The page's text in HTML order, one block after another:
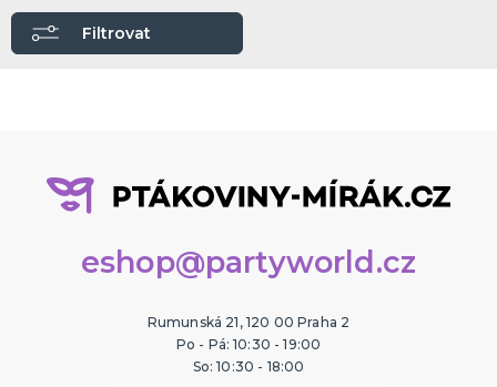
Kariéra
Make-up
Škrabošky
Kontaktní čočky
Nalepovací řasy
Krev
Tekutý latex a jizvy
Sexy oblečky
Rukavice
UV barvy
Rozlučka se svobodou
Pánská jízda
Karnevalové sady
Tematické doplňky
DALŠÍ KATEGORIE
Příslušenství
DALŠÍ KATEGORIE
Ptákoviny, žerty, srandičky
Filtrovat
eshop@partyworld.cz
Rumunská 21, 120 00 Praha 2
Po - Pá: 10:30 - 19:00
So: 10:30 - 18:00